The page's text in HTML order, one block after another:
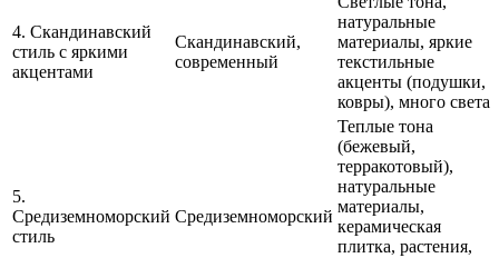
4. Скандинавский
стиль с яркими
акцентами
Скандинавский,
современный
натуральные
материалы, яркие
текстильные
акценты (подушки,
ковры), много света
5.
Средиземноморский
стиль
Средиземноморский
Теплые тона
(бежевый,
терракотовый),
натуральные
материалы,
керамическая
плитка, растения,